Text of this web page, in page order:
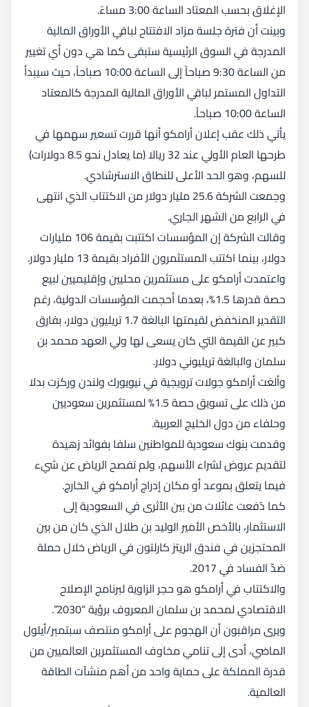
الإغلاق بحسب المعتاد الساعة 3:00 مساءً.
وبينت أن فترة جلسة مزاد الافتتاح لباقي الأوراق المالية
المدرجة في السوق الرئيسية ستبقى كما هي دون أي تغيير
من الساعة 9:30 صباحاً إلى الساعة 10:00 صباحاً، حيث سيبدأ
التداول المستمر لباقي الأوراق المالية المدرجة كالمعتاد
الساعة 10:00 صباحاً.
يأتي ذلك عقب إعلان أرامكو أنها قررت تسعير سهمها في
طرحها العام الأولي عند 32 ريالا (ما يعادل نحو 8.5 دولارات)
للسهم، وهو الحد الأعلى للنطاق الاسترشادي.
وجمعت الشركة 25.6 مليار دولار من الاكتتاب الذي انتهى
في الرابع من الشهر الجاري.
وقالت الشركة إن المؤسسات اكتتبت بقيمة 106 مليارات
دولار، بينما اكتتب المستثمرون الأفراد بقيمة 13 مليار دولار.
واعتمدت أرامكو على مستثمرين محليين وإقليميين لبيع
حصة قدرها 1.5%، بعدما أحجمت المؤسسات الدولية، رغم
التقدير المنخفض لقيمتها البالغة 1.7 تريليون دولار، بفارق
كبير عن القيمة التي كان يسعى لها ولي العهد محمد بن
سلمان والبالغة تريليوني دولار.
وألغت أرامكو جولات ترويجية في نيويورك ولندن وركزت بدلا
من ذلك على تسويق حصة 1.5% لمستثمرين سعوديين
وحلفاء من دول الخليج العربية.
وقدمت بنوك سعودية للمواطنين سلفا بفوائد زهيدة
لتقديم عروض لشراء الأسهم، ولم تفصح الرياض عن شيء
فيما يتعلق بموعد أو مكان إدراج أرامكو في الخارج.
كما دُفعت عائلات من بين الأثرى في السعودية إلى
الاستثمار، بالأخص الأمير الوليد بن طلال الذي كان من بين
المحتجزين في فندق الريتز كارلتون في الرياض خلال حملة
ضدّ الفساد في 2017.
والاكتتاب في أرامكو هو حجر الزاوية لبرنامج الإصلاح
الاقتصادي لمحمد بن سلمان المعروف برؤية “2030”.
ويرى مراقبون أن الهجوم على أرامكو منتصف سبتمبر/أيلول
الماضي، أدى إلى تنامي مخاوف المستثمرين العالميين من
قدرة المملكة على حماية واحد من أهم منشآت الطاقة
العالمية.